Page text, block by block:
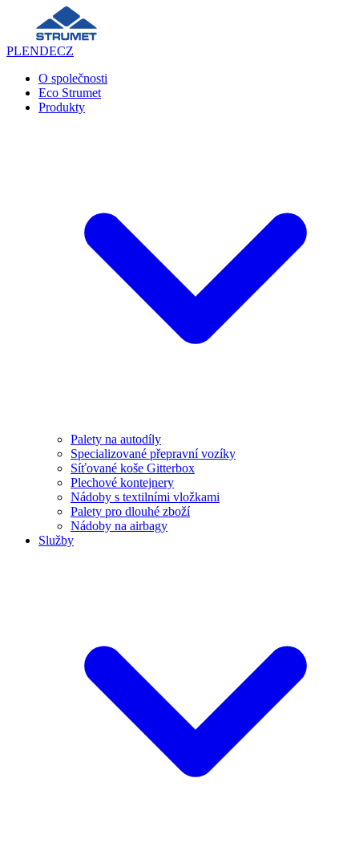
PLENDECZ
O společnosti
Eco Strumet
Produkty
Palety na autodíly
Specializované přepravní vozíky
Síťované koše Gitterbox
Plechové kontejnery
Nádoby s textilními vložkami
Palety pro dlouhé zboží
Nádoby na airbagy
Služby